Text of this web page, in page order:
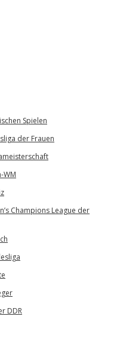
Spielen
der Frauen
WM
Champions League der
DDR